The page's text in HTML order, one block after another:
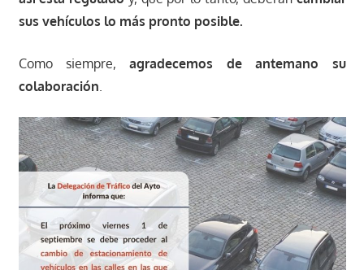
sus vehículos lo más pronto posible.
Como siempre,agradecemos de antemano su
colaboración.